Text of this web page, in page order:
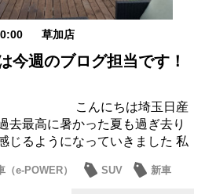
草加店
今週のブログ担当です！
ちは埼玉日産
去最高に暑かった夏も過ぎ去り
じるようになっていきました 私
（e-POWER） SUV
新車